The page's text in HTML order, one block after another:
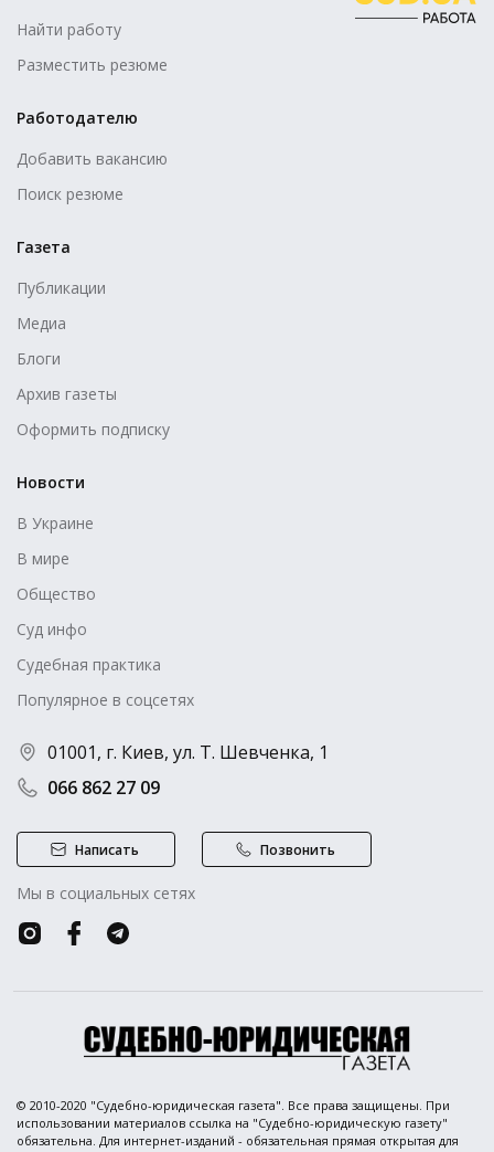
Найти работу
Разместить резюме
Работодателю
Добавить вакансию
Поиск резюме
Газета
Публикации
Медиа
Блоги
Архив газеты
Оформить подписку
Новости
В Украине
В мире
Общество
Суд инфо
Судебная практика
Популярное в соцсетях
066 862 27 09
01001, г. Киев, ул. Т. Шевченка, 1
Написать Позвонить
Мы в социальных сетях
© 2010-2020 "Судебно-юридическая газета". Все права защищены. При
использовании материалов ссылка на "Судебно-юридическую газету"
обязательна. Для интернет-изданий - обязательная прямая открытая для